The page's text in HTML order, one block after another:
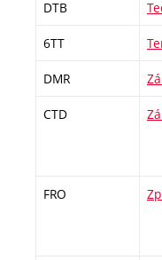
DTB
6TT
DMR
CTD
FRO